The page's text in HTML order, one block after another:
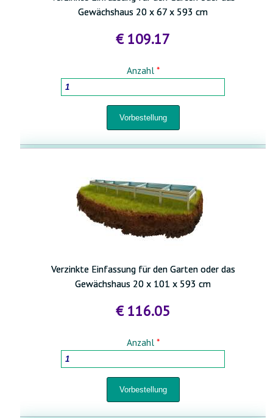
Gewächshaus 20 x 67 x 593 cm
€ 109.17
Anzahl *
Verzinkte Einfassung für den Garten oder das
Gewächshaus 20 x 101 x 593 cm
€ 116.05
Anzahl *